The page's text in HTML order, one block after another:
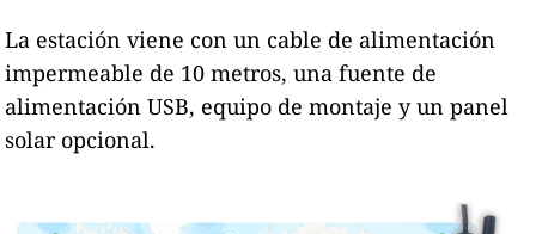
La estación viene con un cable de alimentación
impermeable de 10 metros, una fuente de
alimentación USB, equipo de montaje y un panel
solar opcional.